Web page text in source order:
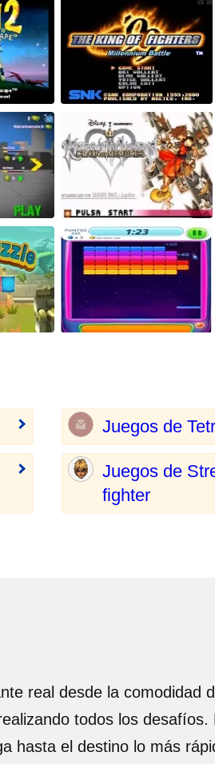
Juegos de
Juegos de
fighter
real desde la comodidad
todos los desafíos.
hasta el destino lo más